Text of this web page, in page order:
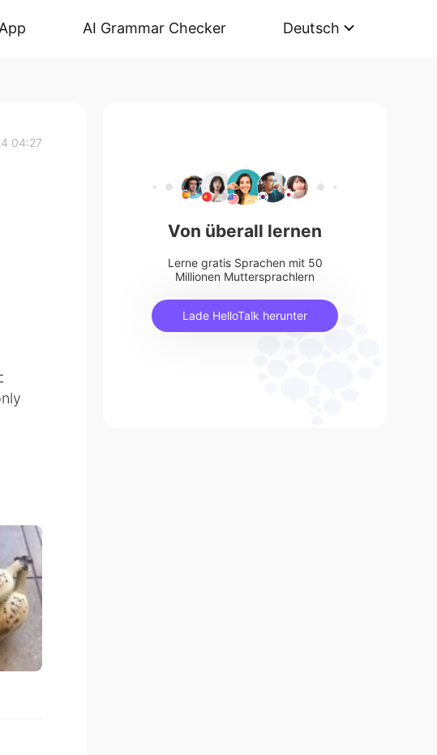
AI Grammar Checker Deutsch
04:27
Von überall lernen
Lerne gratis Sprachen mit 50
Millionen Muttersprachlern
Lade HelloTalk herunter